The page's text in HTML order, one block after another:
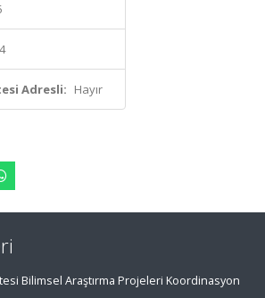
Adresli: Hayır
Bilimsel Araştırma Projeleri Koordinasyon